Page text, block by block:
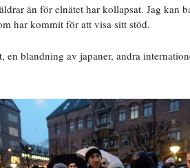
än för elnätet har kollapsat. Jag kan
har kommit för att visa sitt stöd.
en blandning av japaner, andra